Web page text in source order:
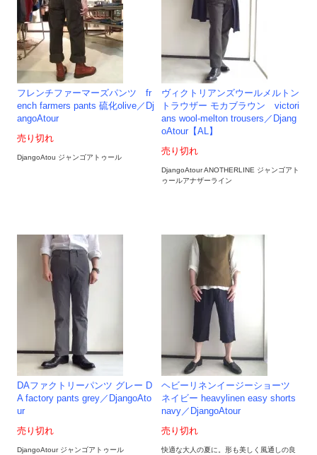
フレンチファーマーズパンツ fr
ench farmers pants 硫化olive／Dj
angoAtour
売り切れ
DjangoAtou ジャンゴアトゥール
ヴィクトリアンズウールメルトン
トラウザー モカブラウン victori
ans wool-melton trousers／Djang
oAtour【AL】
売り切れ
DjangoAtour ANOTHERLINE ジャンゴアト
ゥールアナザーライン
DAファクトリーパンツ グレー D
A factory pants grey／DjangoAto
ur
売り切れ
DjangoAtour ジャンゴアトゥール
ヘビーリネンイージーショーツ
ネイビー heavylinen easy shorts
navy／DjangoAtour
売り切れ
快適な大人の夏に。形も美しく風通しの良